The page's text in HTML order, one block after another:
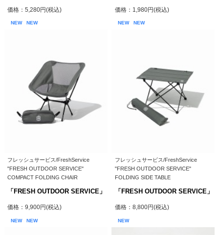
価格：5,280円(税込) 価格：1,980円(税込)
NEW NEW
フレッシュサービス/FreshService
"FRESH OUTDOOR SERVICE"
COMPACT FOLDING CHAIR
「FRESH OUTDOOR SERVICE」
価格：9,900円(税込)
NEW NEW
フレッシュサービス/FreshService
"FRESH OUTDOOR SERVICE"
FOLDING SIDE TABLE
「FRESH OUTDOOR SERVICE」
価格：8,800円(税込)
NEW NEW NEW